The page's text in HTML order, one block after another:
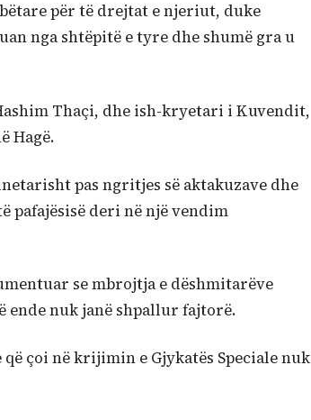
për të drejtat e njeriut, duke
nga shtëpitë e tyre dhe shumë gra u
Thaçi, dhe ish-kryetari i Kuvendit,
Hagë.
pas ngritjes së aktakuzave dhe
pafajësisë deri në një vendim
se mbrojtja e dëshmitarëve
ende nuk janë shpallur fajtorë.
çoi në krijimin e Gjykatës Speciale nuk